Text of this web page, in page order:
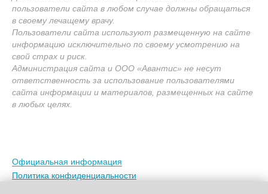
пользователи сайта в любом случае должны обращаться
в своему лечащему врачу.
Пользователи сайта используют размещенную на сайте
информацию исключительно по своему усмотрению на
свой страх и риск.
Администрация сайта и ООО «Авантис» не несут
ответственность за использование пользователями
сайта информации и материалов, размещенных на сайте
в любых целях.
Официальная информация
Политика конфиденциальности